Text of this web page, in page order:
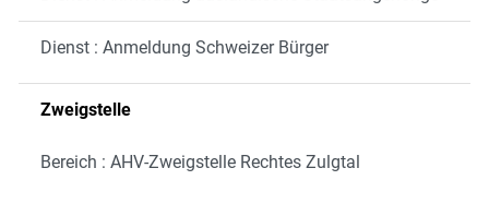
Dienst : Anmeldung Schweizer Bürger
Zweigstelle
Bereich : AHV-Zweigstelle Rechtes Zulgtal